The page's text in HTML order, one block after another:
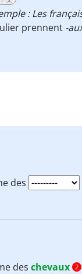
: Les
prennent -
des
des chevaux 2